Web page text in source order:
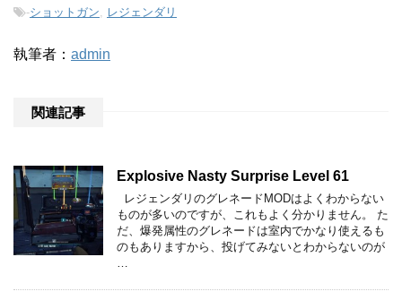
-ショットガン レジェンダリ
執筆者： admin
関連記事
Explosive Nasty Surprise Level 61
レジェンダリのグレネードMODはよくわからない
ものが多いのですが、これもよく分かりません。 た
だ、爆発属性のグレネードは室内でかなり使えるも
のもありますから、投げてみないとわからないのが